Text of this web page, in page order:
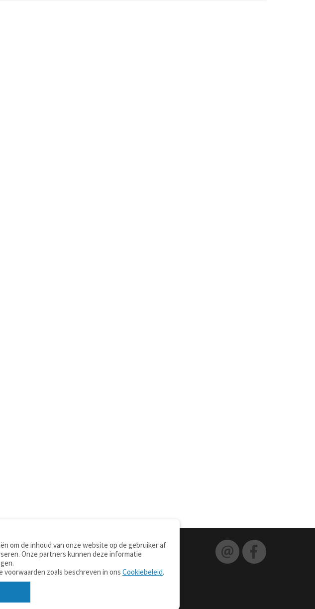
- Engels
- Duits
- Spaans
om de inhoud van onze website op de gebruiker af
Onze partners kunnen deze informatie
zoals beschreven in ons Cookiebeleid.